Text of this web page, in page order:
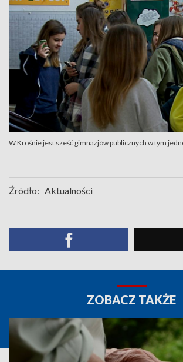
W Krośnie jest sześć gimnazjów publicznych w tym
Źródło: Aktualności
ZOBACZ TAKŻE